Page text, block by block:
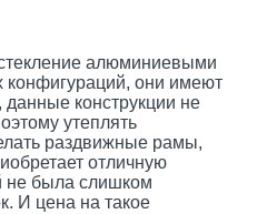
алюминиевыми
конфигураций, они имеют
конструкции не
утеплять
раздвижные рамы,
отличную
не была слишком
И цена на такое